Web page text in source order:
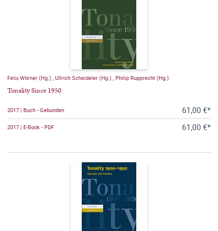
Felix Wörner (Hg.) Ullrich Scheideler (Hg.) Philip Rupprecht (Hg.)
Tonality Since 1950
2017 | Buch - Gebunden 61,00 €*
2017 | E-Book - PDF 61,00 €*